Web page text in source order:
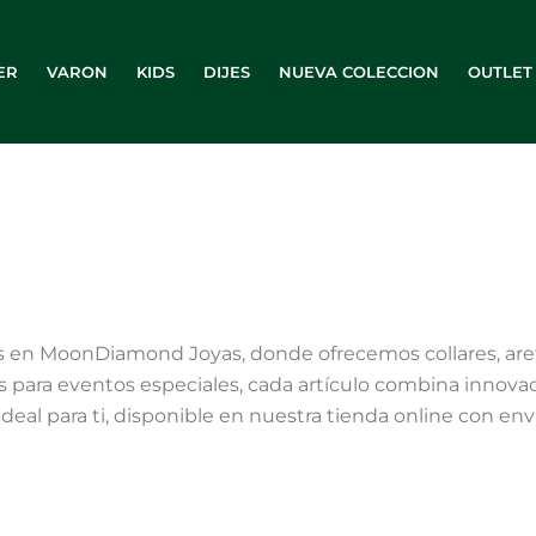
VARON KIDS DIJES NUEVA COLECCION OUTLET
MoonDiamond Joyas, donde ofrecemos collares,
para eventos especiales, cada artículo combina
para ti, disponible en nuestra tienda online con